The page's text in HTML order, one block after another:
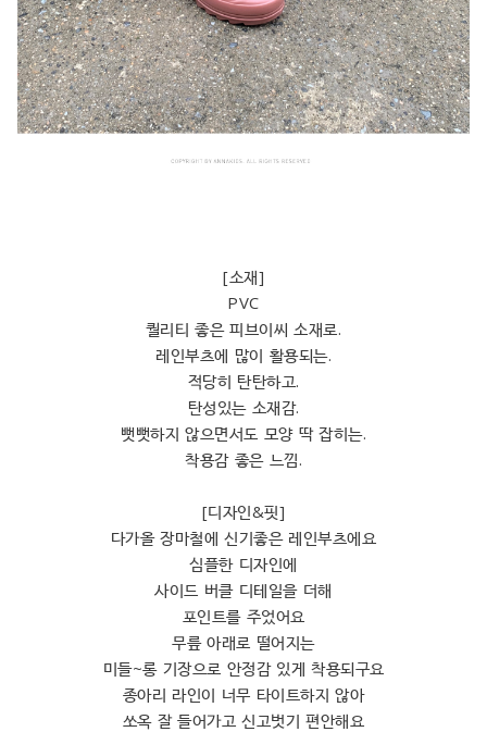
[소재]
PVC
퀄리티 좋은 피브이씨 소재로.
레인부츠에 많이 활용되는.
적당히 탄탄하고.
탄성있는 소재감.
뻣뻣하지 않으면서도 모양 딱 잡히는.
착용감 좋은 느낌.
[디자인&핏]
다가올 장마철에 신기좋은 레인부츠에요
심플한 디자인에
사이드 버클 디테일을 더해
포인트를 주었어요
무릎 아래로 떨어지는
미들~롱 기장으로 안정감 있게 착용되구요
종아리 라인이 너무 타이트하지 않아
쏘옥 잘 들어가고 신고벗기 편안해요